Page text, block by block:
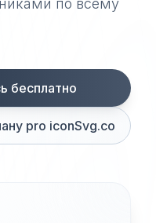
по всему
бесплатно
pro iconSvg.co